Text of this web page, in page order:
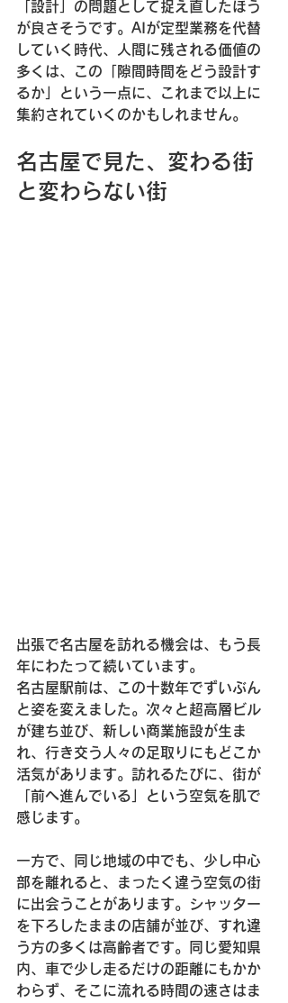
「設計」の問題として捉え直したほう
が良さそうです。AIが定型業務を代替
していく時代、人間に残される価値の
多くは、この「隙間時間をどう設計す
るか」という一点に、これまで以上に
集約されていくのかもしれません。
名古屋で見た、変わる街
と変わらない街
出張で名古屋を訪れる機会は、もう長
年にわたって続いています。
名古屋駅前は、この十数年でずいぶん
と姿を変えました。次々と超高層ビル
が建ち並び、新しい商業施設が生ま
れ、行き交う人々の足取りにもどこか
活気があります。訪れるたびに、街が
「前へ進んでいる」という空気を肌で
感じます。
一方で、同じ地域の中でも、少し中心
部を離れると、まったく違う空気の街
に出会うことがあります。シャッター
を下ろしたままの店舗が並び、すれ違
う方の多くは高齢者です。同じ愛知県
内、車で少し走るだけの距離にもかか
わらず、そこに流れる時間の速さはま